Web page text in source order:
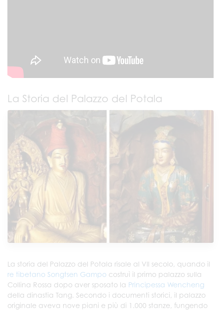
La Storia del Palazzo del Potala
La storia del Palazzo del Potala risale al VII secolo, quando il
re tibetano Songtsen Gampo costruì il primo palazzo sulla
Collina Rossa dopo aver sposato la Principessa Wencheng
della dinastia Tang. Secondo i documenti storici, il palazzo
originale aveva nove piani e più di 1.000 stanze, fungendo